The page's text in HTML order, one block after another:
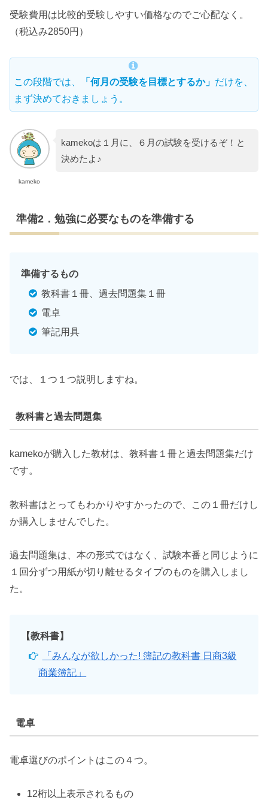
受験費用は比較的受験しやすい価格なのでご心配なく。
（税込み2850円）
この段階では、 「何月の受験を目標とするか」 だけを、
まず決めておきましょう。
kameko
kamekoは１月に、６月の試験を受けるぞ！と
決めたよ♪
準備2．勉強に必要なものを準備する
準備するもの
教科書１冊、過去問題集１冊
電卓
筆記用具
では、１つ１つ説明しますね。
教科書と過去問題集
kamekoが購入した教材は、教科書１冊と過去問題集だけ
です。
教科書はとってもわかりやすかったので、この１冊だけし
か購入しませんでした。
過去問題集は、本の形式ではなく、試験本番と同じように
１回分ずつ用紙が切り離せるタイプのものを購入しまし
た。
【教科書】
「みんなが欲しかった! 簿記の教科書 日商3級
商業簿記」
電卓
電卓選びのポイントはこの４つ。
12桁以上表示されるもの